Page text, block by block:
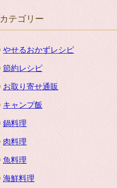
カテゴリー
やせるおかずレシピ
節約レシピ
お取り寄せ通販
キャンプ飯
鍋料理
肉料理
魚料理
海鮮料理